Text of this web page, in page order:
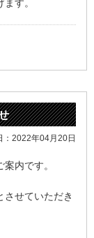
す。
：2022年04月20日
内です。
させていただき